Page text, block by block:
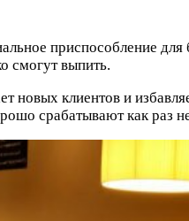
приспособление
смогут выпить.
клиентов и
срабатывают как раз